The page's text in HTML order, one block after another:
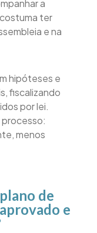
a
ter
e na
hipóteses e
fiscalizando
por lei.
processo:
menos
de
e